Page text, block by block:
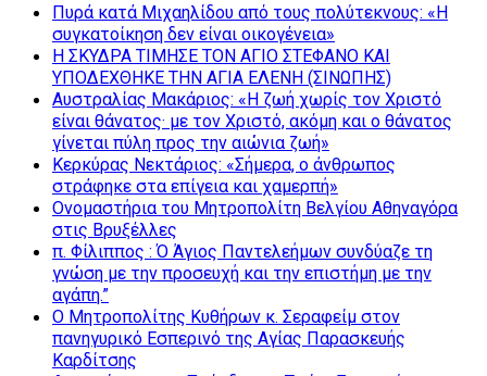
Πυρά κατά Μιχαηλίδου από τους πολύτεκνους: «Η
συγκατοίκηση δεν είναι οικογένεια»
Η ΣΚΥΔΡΑ ΤΙΜΗΣΕ ΤΟΝ ΑΓΙΟ ΣΤΕΦΑΝΟ ΚΑΙ
ΥΠΟΔΕΧΘΗΚΕ ΤΗΝ ΑΓΙΑ ΕΛΕΝΗ (ΣΙΝΩΠΗΣ)
Αυστραλίας Μακάριος: «Η ζωή χωρίς τον Χριστό
είναι θάνατος· με τον Χριστό, ακόμη και ο θάνατος
γίνεται πύλη προς την αιώνια ζωή»
Κερκύρας Νεκτάριος: «Σήμερα, ο άνθρωπος
στράφηκε στα επίγεια και χαμερπή»
Ονομαστήρια του Μητροπολίτη Βελγίου Αθηναγόρα
στις Βρυξέλλες
π. Φίλιππος : Ό Άγιος Παντελεήμων συνδύαζε τη
γνώση με την προσευχή και την επιστήμη με την
αγάπη.”
Ο Μητροπολίτης Κυθήρων κ. Σεραφείμ στον
πανηγυρικό Εσπερινό της Αγίας Παρασκευής
Καρδίτσης